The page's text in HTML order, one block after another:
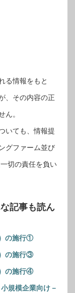
る情報をもと
、その内容の正
ん。
いても、情報提
グファーム並び
切の責任を負い
記事も読ん
の施行①
の施行③
の施行④
規模企業向け－